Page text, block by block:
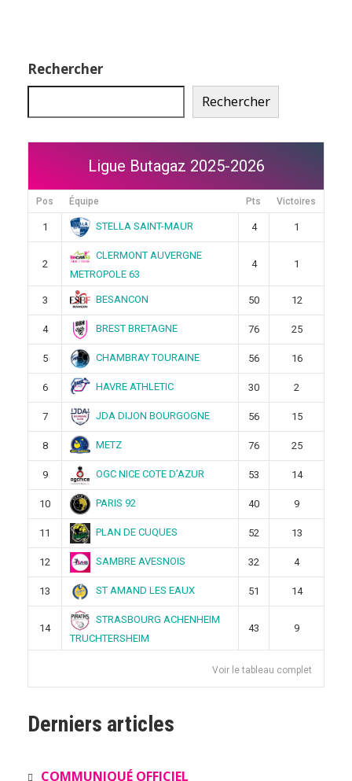
Rechercher
Rechercher
Ligue Butagaz 2025-2026
Pos Équipe Pts Victoires
1 STELLA SAINT-MAUR 4 1
2
CLERMONT AUVERGNE
METROPOLE 63
4 1
3 BESANCON 50 12
4 BREST BRETAGNE 76 25
5 CHAMBRAY TOURAINE 56 16
6 HAVRE ATHLETIC 30 2
7 JDA DIJON BOURGOGNE 56 15
8 METZ 76 25
9 OGC NICE COTE D’AZUR 53 14
10 PARIS 92 40 9
11 PLAN DE CUQUES 52 13
12 SAMBRE AVESNOIS 32 4
13 ST AMAND LES EAUX 51 14
14
STRASBOURG ACHENHEIM
TRUCHTERSHEIM
43 9
Voir le tableau complet
Derniers articles
COMMUNIQUÉ OFFICIEL